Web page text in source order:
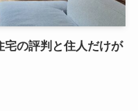
宅の評判と住人だけが